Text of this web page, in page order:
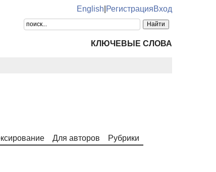
English РегистрацияВход
КЛЮЧЕВЫЕ СЛОВА
Для авторов
Рубрики